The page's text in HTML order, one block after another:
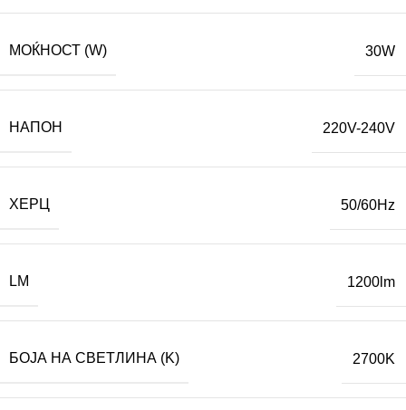
МОЌНОСТ (W) 30W
НАПОН 220V-240V
ХЕРЦ 50/60Hz
LM 1200lm
БОЈА НА СВЕТЛИНА (K) 2700K